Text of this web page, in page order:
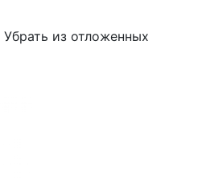
Убрать из отложенных